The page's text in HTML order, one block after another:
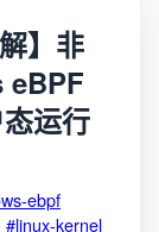
】非
运行
ebpf
#linux-kernel